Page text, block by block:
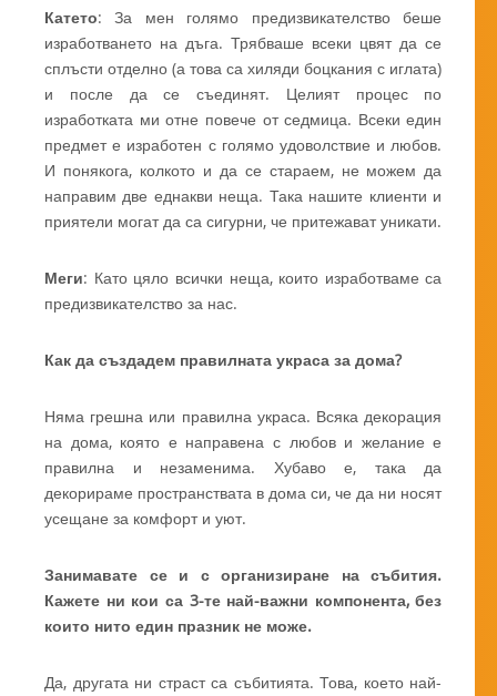
Катето: За мен голямо предизвикателство беше
изработването на дъга. Трябваше всеки цвят да се
сплъсти отделно (а това са хиляди боцкания с иглата)
и после да се съединят. Целият процес по
изработката ми отне повече от седмица. Всеки един
предмет е изработен с голямо удоволствие и любов.
И понякога, колкото и да се стараем, не можем да
направим две еднакви неща. Така нашите клиенти и
приятели могат да са сигурни, че притежават уникати.
Меги: Като цяло всички неща, които изработваме са
предизвикателство за нас.
Как да създадем правилната украса за дома?
Няма грешна или правилна украса. Всяка декорация
на дома, която е направена с любов и желание е
правилна и незаменима. Хубаво е, така да
декорираме пространствата в дома си, че да ни носят
усещане за комфорт и уют.
Занимавате се и с организиране на събития.
Кажете ни кои са 3-те най-важни компонента, без
които нито един празник не може.
Да, другата ни страст са събитията. Това, което най-